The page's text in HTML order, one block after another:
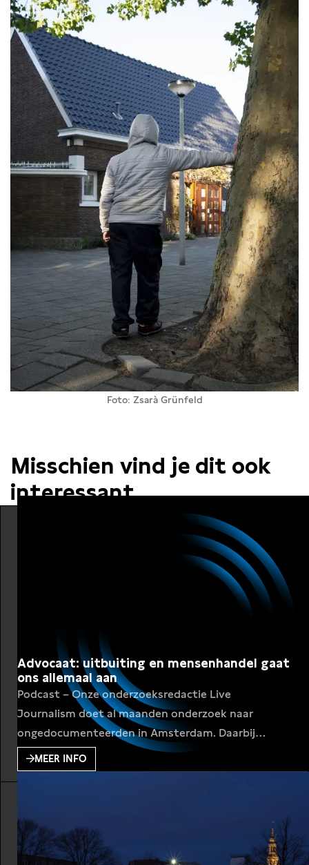
Foto: Zsarà Grünfeld
Misschien vind je dit ook
interessant…
Advocaat: uitbuiting en mensenhandel gaat
ons allemaal aan
Podcast – Onze onderzoeksredactie Live
Journalism doet al maanden onderzoek naar
ongedocumenteerden in Amsterdam. Daarbij
stuiten ze op de vele verhalen van mensen zonder
papieren die worden uitgebuit door hun werkgever.
met mensenhandel Annet Koopsen, zij werkt al
lange tijd
MEER INFO